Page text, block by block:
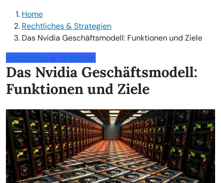
Home
Rechtliches & Strategien
Das Nvidia Geschäftsmodell: Funktionen und Ziele
Rechtliches & Strategien
Das Nvidia Geschäftsmodell:
Funktionen und Ziele